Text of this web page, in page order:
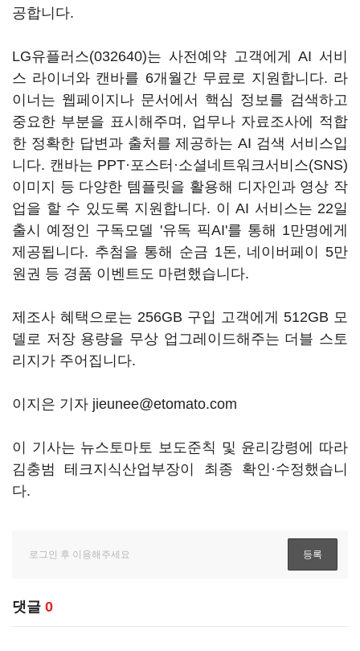
공합니다.
LG유플러스(032640)는 사전예약 고객에게 AI 서비
스 라이너와 캔바를 6개월간 무료로 지원합니다. 라
이너는 웹페이지나 문서에서 핵심 정보를 검색하고
중요한 부분을 표시해주며, 업무나 자료조사에 적합
한 정확한 답변과 출처를 제공하는 AI 검색 서비스입
니다. 캔바는 PPT·포스터·소셜네트워크서비스(SNS)
이미지 등 다양한 템플릿을 활용해 디자인과 영상 작
업을 할 수 있도록 지원합니다. 이 AI 서비스는 22일
출시 예정인 구독모델 '유독 픽AI'를 통해 1만명에게
제공됩니다. 추첨을 통해 순금 1돈, 네이버페이 5만
원권 등 경품 이벤트도 마련했습니다.
제조사 혜택으로는 256GB 구입 고객에게 512GB 모
델로 저장 용량을 무상 업그레이드해주는 더블 스토
리지가 주어집니다.
이지은 기자 jieunee@etomato.com
이 기사는 뉴스토마토 보도준칙 및 윤리강령에 따라
김충범 테크지식산업부장이 최종 확인·수정했습니
다.
댓글 0